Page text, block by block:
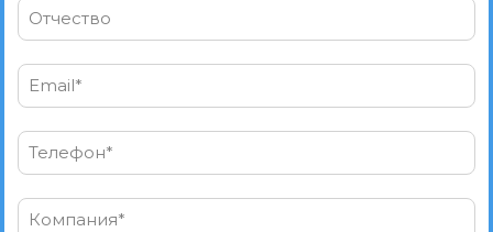
Отчество
Email*
Телефон*
Компания*